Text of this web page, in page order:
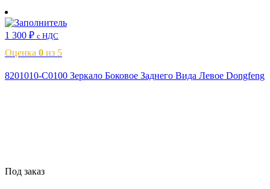
1 300 ₽ с НДС
Оценка 0 из 5
8201010-C0100 Зеркало Боковое Заднего Вида Левое Dongfeng
Под заказ